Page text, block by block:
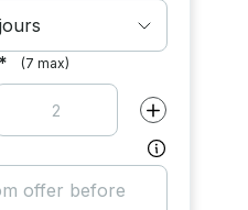
* (7 max)
la valeur par Augmenter la